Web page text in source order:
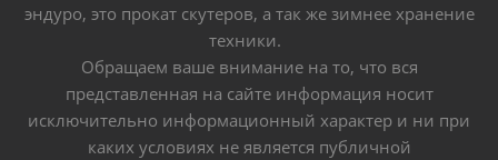
эндуро, это прокат скутеров, а так же зимнее хранение
техники.
Обращаем ваше внимание на то, что вся
представленная на сайте информация носит
исключительно информационный характер и ни при
каких условиях не является публичной